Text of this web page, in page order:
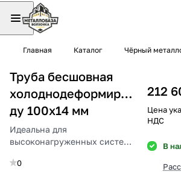
Главная Каталог Чёрный
Труба бесшовная
холоднодеформированная
ду 100х14 мм
Идеальна для
высоконагруженных систем
0
212
Цена
НДС
В